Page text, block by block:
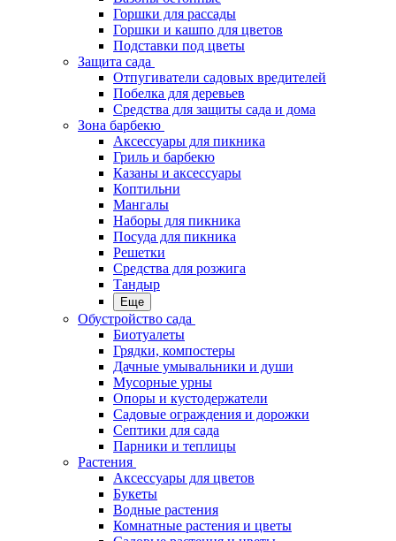
Горшки для рассады
Горшки и кашпо для цветов
Подставки под цветы
Защита сада
Отпугиватели садовых вредителей
Побелка для деревьев
Средства для защиты сада и дома
Зона барбекю
Аксессуары для пикника
Гриль и барбекю
Казаны и аксессуары
Коптильни
Мангалы
Наборы для пикника
Посуда для пикника
Решетки
Средства для розжига
Тандыр
Еще
Обустройство сада
Биотуалеты
Грядки, компостеры
Дачные умывальники и души
Мусорные урны
Опоры и кустодержатели
Садовые ограждения и дорожки
Септики для сада
Парники и теплицы
Растения
Аксессуары для цветов
Букеты
Водные растения
Комнатные растения и цветы